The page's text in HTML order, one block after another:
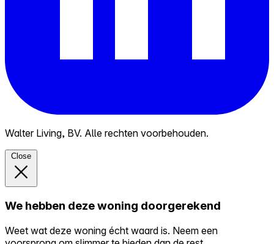
Walter Living, BV. Alle rechten voorbehouden.
Close
We hebben deze woning doorgerekend
Weet wat deze woning écht waard is. Neem een